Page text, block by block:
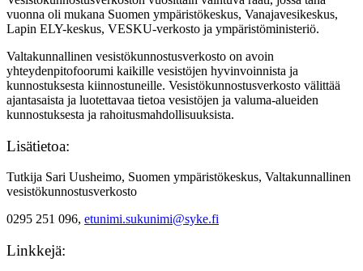
vuonna oli mukana Suomen ympäristökeskus, Vanajavesikeskus,
Lapin ELY-keskus, VESKU-verkosto ja ympäristöministeriö.
Valtakunnallinen vesistökunnostusverkosto on avoin
yhteydenpitofoorumi kaikille vesistöjen hyvinvoinnista ja
kunnostuksesta kiinnostuneille. Vesistökunnostusverkosto välittää
ajantasaista ja luotettavaa tietoa vesistöjen ja valuma-alueiden
kunnostuksesta ja rahoitusmahdollisuuksista.
Lisätietoa:
Tutkija Sari Uusheimo, Suomen ympäristökeskus, Valtakunnallinen
vesistökunnostusverkosto
0295 251 096, etunimi.sukunimi@syke.fi
Linkkejä: